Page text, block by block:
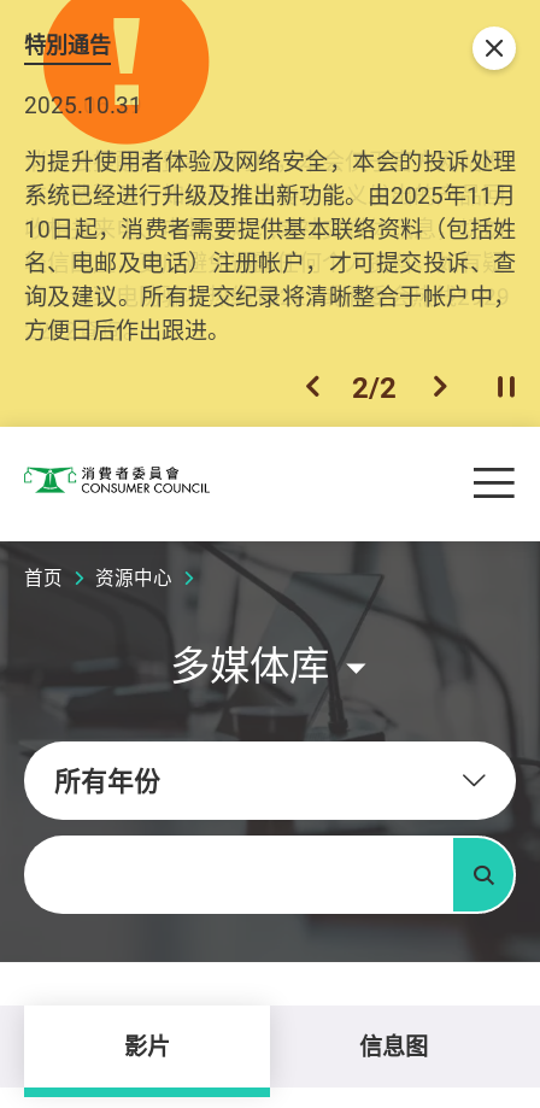
特別通告
2025.10.31
为提升使用者体验及网络安全，本会的投诉处理
系统已经进行升级及推出新功能。由2025年11月
10日起，消费者需要提供基本联络资料（包括姓
名、电邮及电话）注册帐户，才可提交投诉、查
询及建议。所有提交纪录将清晰整合于帐户中，
方便日后作出跟进。
上一个
2/2 下一个开
关闭
消费者委员会 目
首页 资源中心
多媒体库
所有年份
关键字
搜寻
影片 信息图